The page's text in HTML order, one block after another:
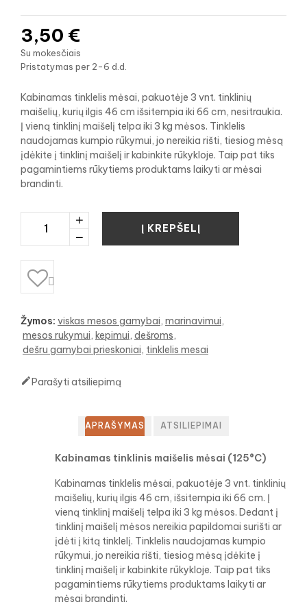
3,50 €
Su mokesčiais
Pristatymas per 2-6 d.d.
Kabinamas tinklelis mėsai, pakuotėje 3 vnt. tinklinių
maišelių, kurių ilgis 46 cm išsitempia iki 66 cm, nesitraukia.
Į vieną tinklinį maišelį telpa iki 3 kg mėsos. Tinklelis
naudojamas kumpio rūkymui, jo nereikia rišti, tiesiog mėsą
įdėkite į tinklinį maišelį ir kabinkite rūkykloje. Taip pat tiks
pagamintiems rūkytiems produktams laikyti ar mėsai
brandinti.
Į KREPŠELĮ

Žymos: viskas mesos gamybai marinavimui
mesos rukymui kepimui dešroms
dešru gamybai prieskoniai tinklelis mesai
Parašyti atsiliepimą
APRAŠYMAS ATSILIEPIMAI
Kabinamas tinklinis maišelis mėsai (125°C)
Kabinamas tinklelis mėsai, pakuotėje 3 vnt. tinklinių
maišelių, kurių ilgis 46 cm, išsitempia iki 66 cm. Į
vieną tinklinį maišelį telpa iki 3 kg mėsos. Dedant į
tinklinį maišelį mėsos nereikia papildomai surišti ar
įdėti į kitą tinklelį. Tinklelis naudojamas kumpio
rūkymui, jo nereikia rišti, tiesiog mėsą įdėkite į
tinklinį maišelį ir kabinkite rūkykloje. Taip pat tiks
pagamintiems rūkytiems produktams laikyti ar
mėsai brandinti.